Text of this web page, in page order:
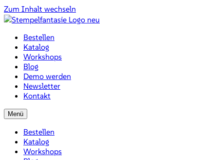
Zum Inhalt wechseln
Bestellen
Katalog
Workshops
Blog
Demo werden
Newsletter
Kontakt
Menü
Bestellen
Katalog
Workshops